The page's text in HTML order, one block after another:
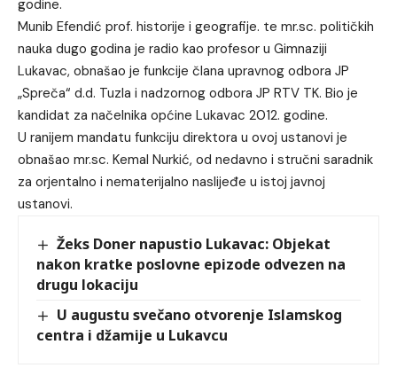
godine.
Munib Efendić prof. historije i geografije. te mr.sc. političkih
nauka dugo godina je radio kao profesor u Gimnaziji
Lukavac, obnašao je funkcije člana upravnog odbora JP
„Spreča“ d.d. Tuzla i nadzornog odbora JP RTV TK. Bio je
kandidat za načelnika općine Lukavac 2012. godine.
U ranijem mandatu funkciju direktora u ovoj ustanovi je
obnašao mr.sc. Kemal Nurkić, od nedavno i stručni saradnik
za orjentalno i nematerijalno naslijeđe u istoj javnoj
ustanovi.
Žeks Doner napustio Lukavac: Objekat
nakon kratke poslovne epizode odvezen na
drugu lokaciju
U augustu svečano otvorenje Islamskog
centra i džamije u Lukavcu